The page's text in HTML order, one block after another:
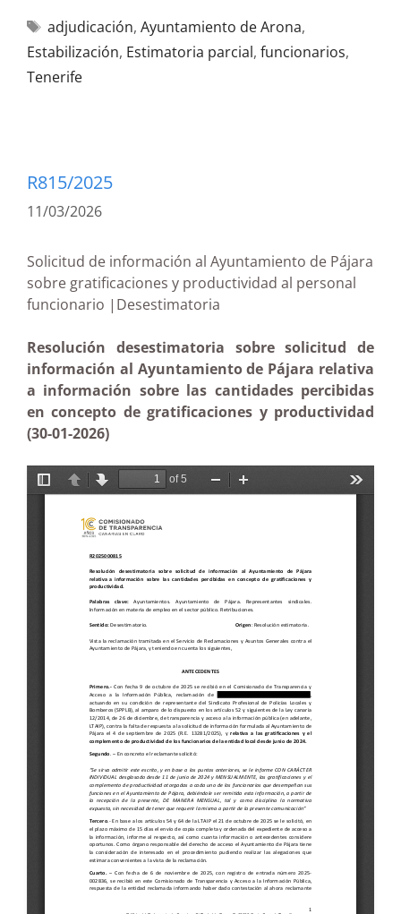
adjudicación, Ayuntamiento de Arona,
Estabilización, Estimatoria parcial, funcionarios,
Tenerife
R815/2025
11/03/2026
Solicitud de información al Ayuntamiento de Pájara
sobre gratificaciones y productividad al personal
funcionario |Desestimatoria
Resolución desestimatoria sobre solicitud de
información al Ayuntamiento de Pájara relativa
a información sobre las cantidades percibidas
en concepto de gratificaciones y productividad
(30-01-2026)